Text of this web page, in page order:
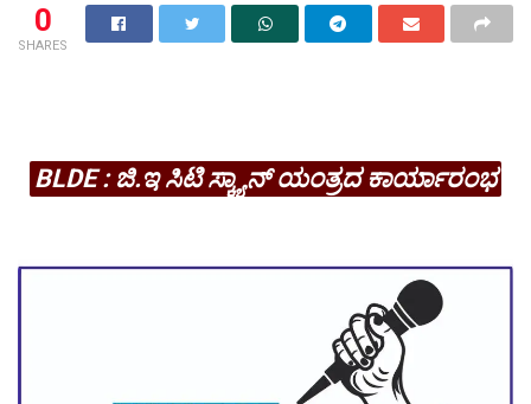
0
SHARES
BLDE : ಜಿ.ಇ ಸಿಟಿ ಸ್ಕ್ಯಾನ್ ಯಂತ್ರದ ಕಾರ್ಯಾರಂಭ